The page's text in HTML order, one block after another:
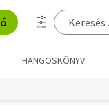
HANGOSKÖNYV